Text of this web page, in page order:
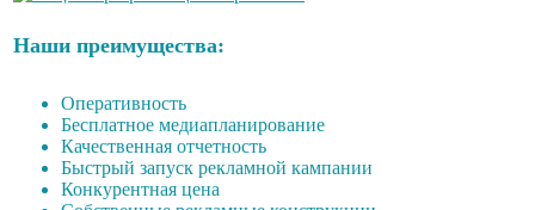
Наши преимущества:
Оперативность
Бесплатное медиапланирование
Качественная отчетность
Быстрый запуск рекламной кампании
Конкурентная цена